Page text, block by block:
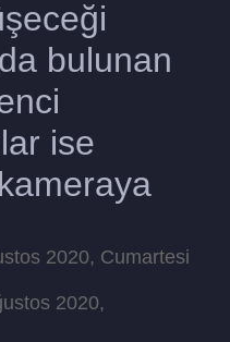
bulunan
ise
2020, Cumartesi
2020,